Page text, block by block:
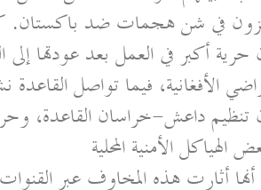
في شن هجمات ضد باكستان.
حرية أكبر في العمل بعد عودتها
الأفغانية، فيما تواصل
تنظيم داعش-خراسان القاعدة،
الأمنية المحلية
أثارت هذه المخاوف عبر